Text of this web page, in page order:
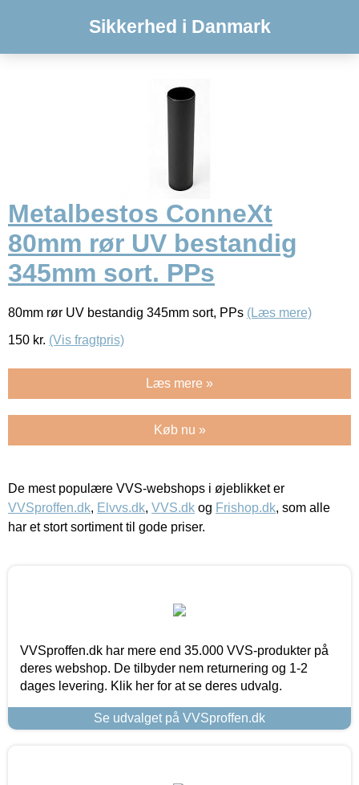
Sikkerhed i Danmark
Metalbestos ConneXt
80mm rør UV bestandig
345mm sort. PPs
80mm rør UV bestandig 345mm sort, PPs (Læs mere)
150 kr. (Vis fragtpris)
Læs mere »
Køb nu »
De mest populære VVS-webshops i øjeblikket er
VVSproffen.dk, Elvvs.dk, VVS.dk og Frishop.dk, som alle
har et stort sortiment til gode priser.
VVSproffen.dk har mere end 35.000 VVS-produkter på
deres webshop. De tilbyder nem returnering og 1-2
dages levering. Klik her for at se deres udvalg.
Se udvalget på VVSproffen.dk